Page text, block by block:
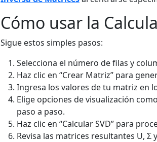
Cómo usar la
Sigue estos simples pasos:
Selecciona el número de filas y
Haz clic en “Crear Matriz” para
Ingresa los valores de tu matriz en
Elige opciones de visualización
paso a paso.
Haz clic en “Calcular SVD” para
Revisa las matrices resultantes U,